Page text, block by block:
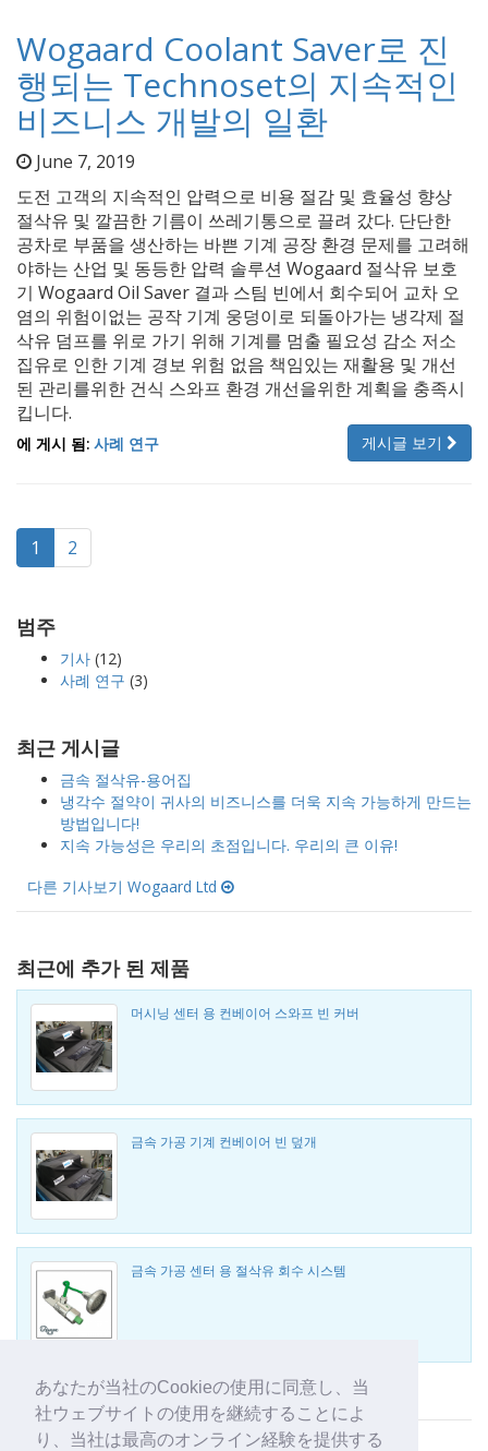
あなたが当社のCookieの使用に同意し、当
社ウェブサイトの使用を継続することによ
り、当社は最高のオンライン経験を提供する
Wogaard Coolant Saver로 진
행되는 Technoset의 지속적인
비즈니스 개발의 일환
June 7, 2019
도전 고객의 지속적인 압력으로 비용 절감 및 효율성 향상
절삭유 및 깔끔한 기름이 쓰레기통으로 끌려 갔다. 단단한
공차로 부품을 생산하는 바쁜 기계 공장 환경 문제를 고려해
야하는 산업 및 동등한 압력 솔루션 Wogaard 절삭유 보호
기 Wogaard Oil Saver 결과 스팀 빈에서 회수되어 교차 오
염의 위험이없는 공작 기계 웅덩이로 되돌아가는 냉각제 절
삭유 덤프를 위로 가기 위해 기계를 멈출 필요성 감소 저소
집유로 인한 기계 경보 위험 없음 책임있는 재활용 및 개선
된 관리를위한 건식 스와프 환경 개선을위한 계획을 충족시
킵니다.
게시글 보기
에 게시 됨: 사례 연구
1 2
범주
기사 (12)
사례 연구 (3)
최근 게시글
금속 절삭유-용어집
냉각수 절약이 귀사의 비즈니스를 더욱 지속 가능하게 만드는
방법입니다!
지속 가능성은 우리의 초점입니다. 우리의 큰 이유!
다른 기사보기 Wogaard Ltd
최근에 추가 된 제품
머시닝 센터 용 컨베이어 스와프 빈 커버
금속 가공 기계 컨베이어 빈 덮개
금속 가공 센터 용 절삭유 회수 시스템
Wogaard Ltd 사의 다른 제품 보기